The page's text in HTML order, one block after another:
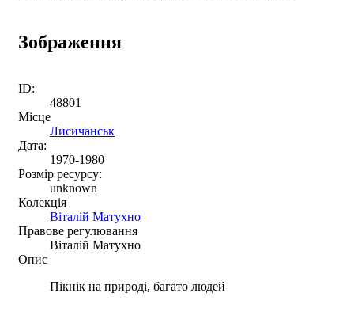
Зображення
ID:
48801
Місце
Лисичанськ
Дата:
1970-1980
Розмір ресурсу:
unknown
Колекція
Віталій Матухно
Правове регулювання
Віталій Матухно
Опис
Пікнік на природі, багато людей